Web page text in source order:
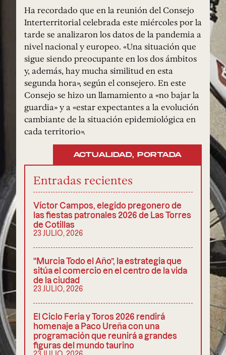
Ha recordado que en la reunión del Consejo
Interterritorial celebrada este miércoles por la
tarde se analizaron los datos de la pandemia a
nivel nacional y europeo. «Una situación que
sigue siendo preocupante en los dos ámbitos
y, además, hay mucha similitud en esta
segunda hora», según el consejero. En este
Consejo se hizo un llamamiento a «no bajar la
guardia» y a «estar expectantes a la evolución
cambiante de la situación epidemiológica en
cada territorio».
ACTUALIDAD, PORTADA
Entradas recientes
Víctor Campos, elegido pregonero de
las fiestas patronales 2026 de Las Torres
de Cotillas
23 JULIO, 2026
“Murcia Todo el Año”, la estrategia que
sitúa el comercio en el centro de la vida
de la ciudad
23 JULIO, 2026
El Ciclo Feria y Toros 2026 rendirá
homenaje a Paco Ureña con una
programación que reunirá a grandes
figuras del mundo taurino